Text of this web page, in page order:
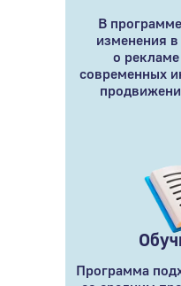
В
изменения в
о
современных
Программа